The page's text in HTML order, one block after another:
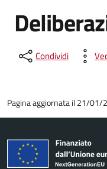
Condividi
Pagina aggiornata il 21/01/